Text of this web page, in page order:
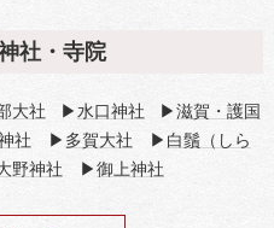
社・寺院
大社 ▶ 水口神社 ▶ 滋賀・護国
社 ▶ 多賀大社 ▶ 白鬚（しら
野神社 ▶ 御上神社